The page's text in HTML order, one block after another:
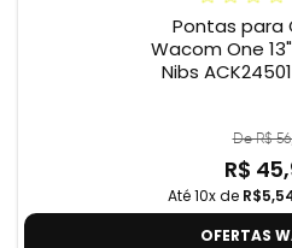
Pontas para
Wacom One
Nibs
De R$
R$
Até 10x de
OFERTAS